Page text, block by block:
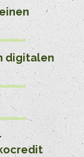
digitalen